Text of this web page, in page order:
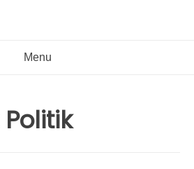
Menu
Politik